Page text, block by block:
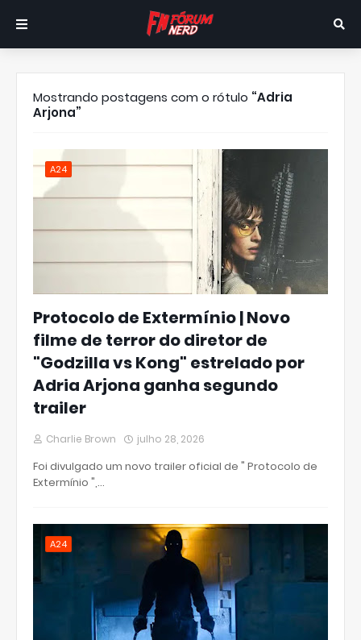
Mostrando postagens com o rótulo Adria
Arjona
A24
Protocolo de Extermínio | Novo
filme de terror do diretor de
"Godzilla vs Kong" estrelado por
Adria Arjona ganha segundo
trailer
Charlie Brown julho 28, 2026
Foi divulgado um novo trailer oficial de " Protocolo de
Extermínio ",…
A24